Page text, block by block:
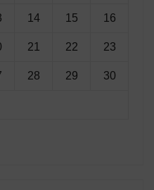
14 15 16
21 22 23
28 29 30